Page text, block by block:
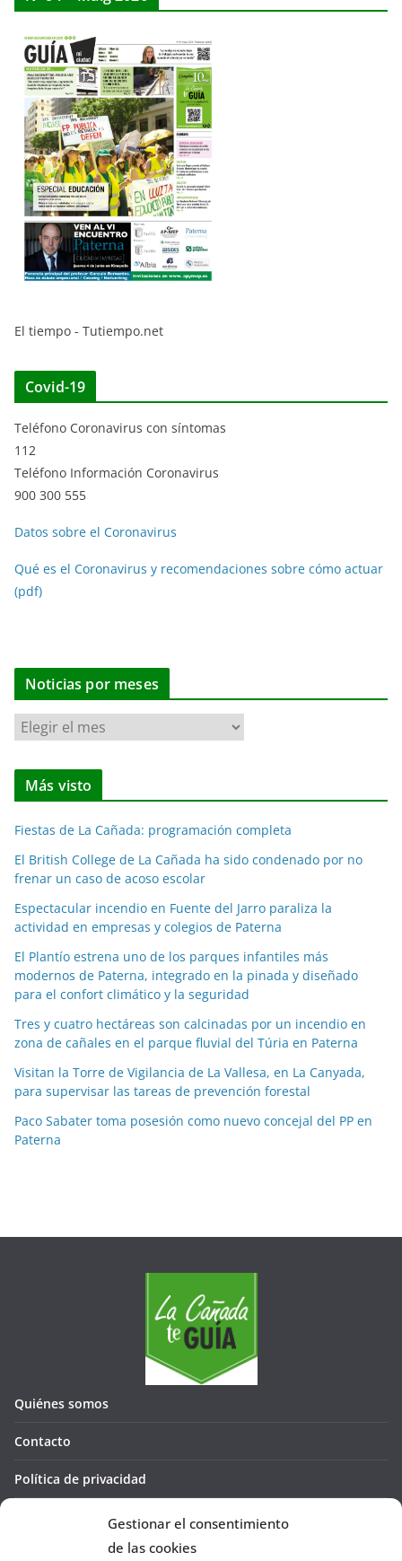
Gestionar el consentimiento
de las cookies
El tiempo - Tutiempo.net
Covid-19
Teléfono Coronavirus con síntomas
112
Teléfono Información Coronavirus
900 300 555
Datos sobre el Coronavirus
Qué es el Coronavirus y recomendaciones sobre cómo actuar
(pdf)
Noticias por meses
N
o
t
i
a
s
p
o
m
e
e
Más visto
Fiestas de La Cañada: programación completa
El British College de La Cañada ha sido condenado por no
frenar un caso de acoso escolar
Espectacular incendio en Fuente del Jarro paraliza la
actividad en empresas y colegios de Paterna
El Plantío estrena uno de los parques infantiles más
modernos de Paterna, integrado en la pinada y diseñado
para el confort climático y la seguridad
Tres y cuatro hectáreas son calcinadas por un incendio en
zona de cañales en el parque fluvial del Túria en Paterna
Visitan la Torre de Vigilancia de La Vallesa, en La Canyada,
para supervisar las tareas de prevención forestal
Paco Sabater toma posesión como nuevo concejal del PP en
Paterna
Quiénes somos
Contacto
Política de privacidad
Política de cookies (UE)